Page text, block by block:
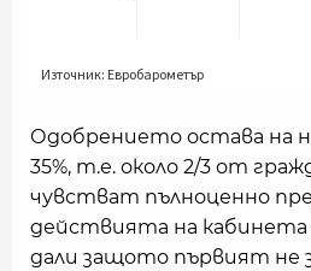
Одобрението остава на
35%, т.е. около 2/3 от
чувстват пълноценно
действията на
дали защото първият не